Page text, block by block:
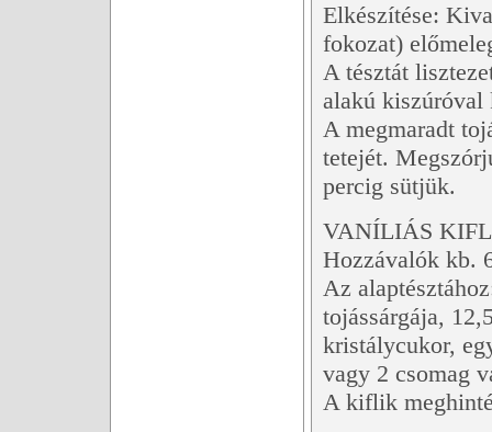
Elkészítése:
fokozat)
A tésztát
alakú kiszúróval
A megmaradt
tetejét.
percig sütjük.
VANÍLIÁS
Hozzávalók kb.
Az
tojássárgája,
kristálycukor,
vagy 2 csomag
A kiflik